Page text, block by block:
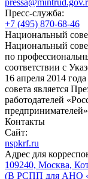
Пресс-служба:
+7 (495) 870-68-46
Национальный
Национальный
по
соответствии с
16 апреля 2014
совета является
работодателей
Контакты
Сайт:
nspkrf.ru
Адрес для
109240, Москва,
(В РСПП для АНО